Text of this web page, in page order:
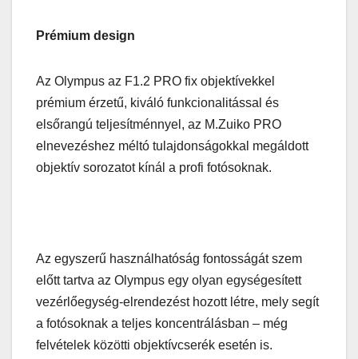
Prémium design
Az Olympus az F1.2 PRO fix objektívekkel
prémium érzetű, kiváló funkcionalitással és
elsőrangú teljesítménnyel, az M.Zuiko PRO
elnevezéshez méltó tulajdonságokkal megáldott
objektív sorozatot kínál a profi fotósoknak.
Az egyszerű használhatóság fontosságát szem
előtt tartva az Olympus egy olyan egységesített
vezérlőegység-elrendezést hozott létre, mely segít
a fotósoknak a teljes koncentrálásban – még
felvételek közötti objektívcserék esetén is.